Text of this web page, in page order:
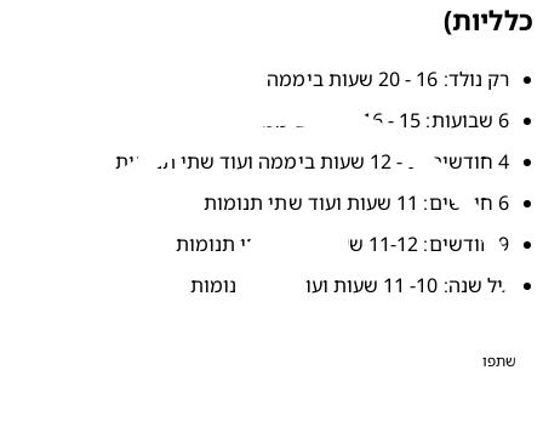
16 - 20 שעות ביממה
10- 11 שעות ועוד שתי תנומות